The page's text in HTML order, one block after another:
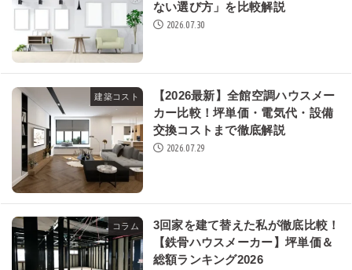
ない選び方」を比較解説
2026.07.30
建築コスト
【2026最新】全館空調ハウスメー
カー比較！坪単価・電気代・設備
交換コストまで徹底解説
2026.07.29
コラム
3回家を建て替えた私が徹底比較！
【鉄骨ハウスメーカー】坪単価＆
総額ランキング2026